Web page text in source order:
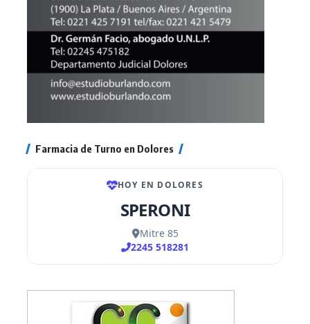
Farmacia de Turno en Dolores